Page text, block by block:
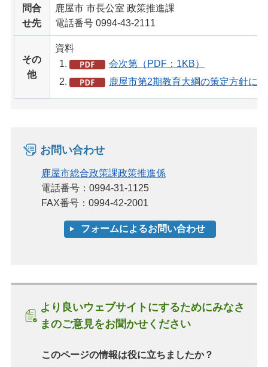
問合
せ先
鹿屋市 市長公室 政策推進課
電話番号 0994-43-2111
その
他
資料
会次第（PDF：1KB）
鹿屋市第2期教育大綱の策定方針に
お問い合わせ
鹿屋市総合政策課政策推進係
電話番号：0994-31-1125
FAX番号：0994-42-2001
より良いウェブサイトにするためにみなさ
まのご意見をお聞かせください
このページの情報は役に立ちましたか？